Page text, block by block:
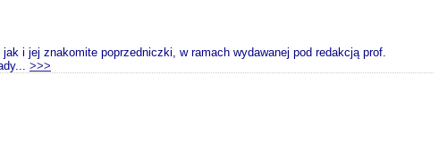
i jej znakomite poprzedniczki, w ramach wydawanej pod redakcją prof.
>>>